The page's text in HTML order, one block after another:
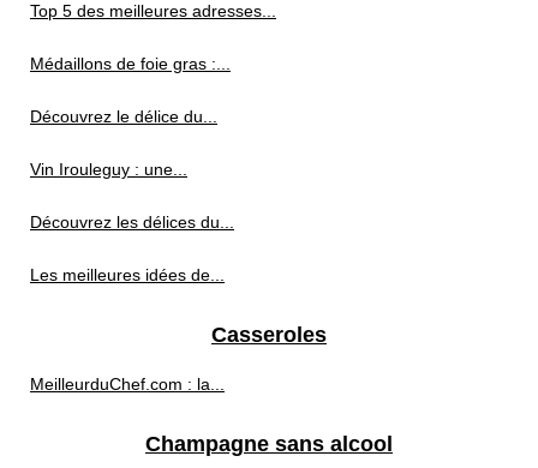
Top 5 des meilleures adresses...
Médaillons de foie gras :...
Découvrez le délice du...
Vin Irouleguy : une...
Découvrez les délices du...
Les meilleures idées de...
Casseroles
MeilleurduChef.com : la...
Champagne sans alcool